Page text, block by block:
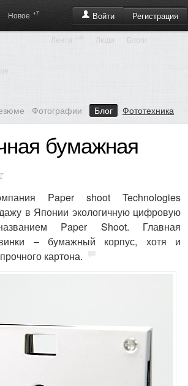
Войти Регистрация
Новое +7
Лента +44 Люди Блоги
...
Фотографии Блог Фототехника
бумажная
Paper shoot Technologies
в Японии экологичную цифровую
Paper Shoot. Главная
– бумажный корпус, хотя и
картона.